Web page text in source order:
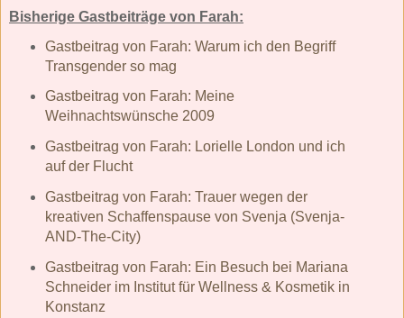
Bisherige Gastbeiträge von Farah:
Gastbeitrag von Farah: Warum ich den Begriff
Transgender so mag
Gastbeitrag von Farah: Meine
Weihnachtswünsche 2009
Gastbeitrag von Farah: Lorielle London und ich
auf der Flucht
Gastbeitrag von Farah: Trauer wegen der
kreativen Schaffenspause von Svenja (Svenja-
AND-The-City)
Gastbeitrag von Farah: Ein Besuch bei Mariana
Schneider im Institut für Wellness & Kosmetik in
Konstanz